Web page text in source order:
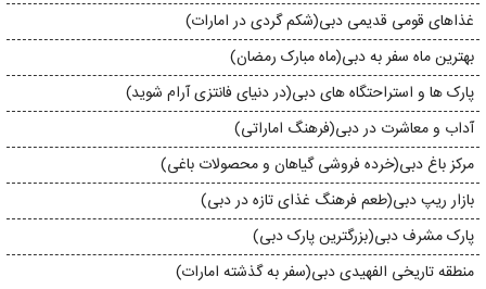
غذاهای قومی قدیمی دبی(شکم گردی در امارات)
بهترین ماه سفر به دبی(ماه مبارک رمضان)
پارک ها و استراحتگاه های دبی(در دنیای فانتزی آرام شوید)
آداب و معاشرت در دبی(فرهنگ اماراتی)
مرکز باغ دبی(خرده فروشی گیاهان و محصولات باغی)
بازار ریپ دبی(طعم فرهنگ غذای تازه در دبی)
پارک مشرف دبی(بزرگترین پارک دبی)
منطقه تاریخی الفهیدی دبی(سفر به گذشته امارات)